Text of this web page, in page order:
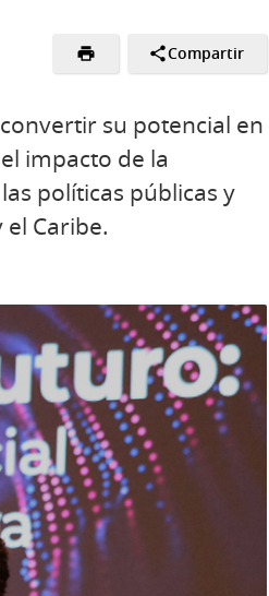
Compartir
su potencial en
impacto de la
políticas públicas y
Caribe.